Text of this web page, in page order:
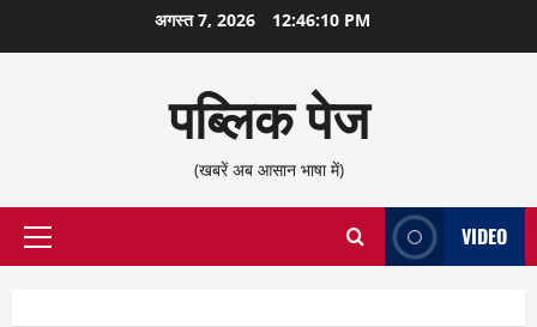
सामग्री
अगस्त 7, 2026 12:46:11 PM
पब्लिक पेज
(खबरें अब आसान भाषा में)
प्राथमिक
VIDEO